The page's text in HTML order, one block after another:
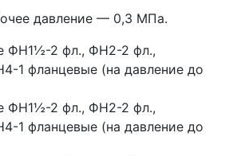
давление — 0,3 МПа.